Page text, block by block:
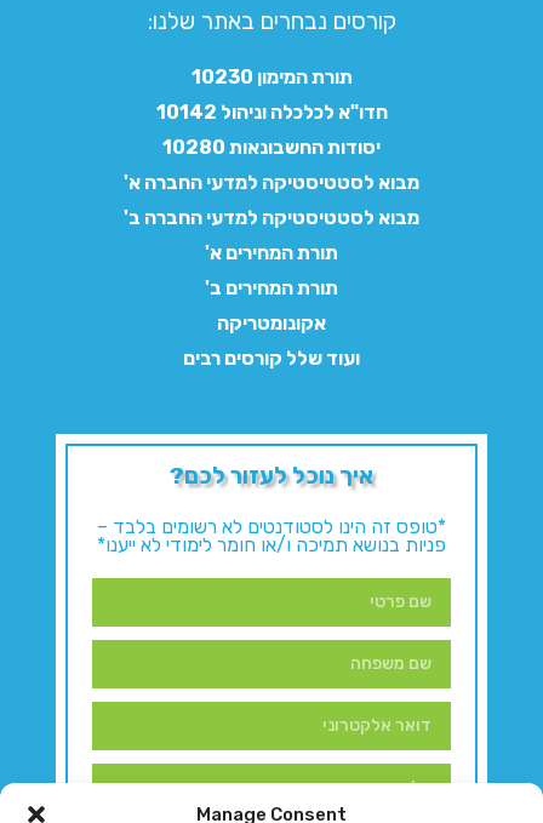
Manage Consent
קורסים נבחרים באתר שלנו:​
תורת המימון 10230
חדו"א לכלכלה וניהול 10142
יסודות החשבונאות 10280
מבוא לסטטיסטיקה למדעי החברה א'
מבוא לסטטיסטיקה למדעי החברה ב'
תורת המחירים א'
תורת המחירים ב'
אקונומטריקה
ועוד שלל קורסים רבים
איך נוכל לעזור לכם?
*טופס זה הינו לסטודנטים לא רשומים בלבד –
פניות בנושא תמיכה ו/או חומר לימודי לא ייענו*